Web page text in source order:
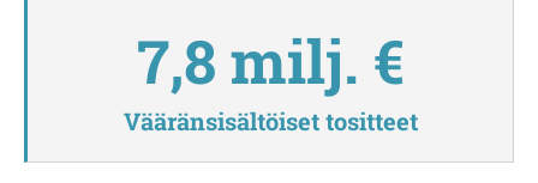
7,8 milj. €
Vääränsisältöiset tositteet